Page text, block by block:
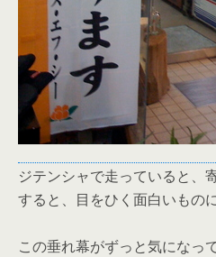
ジテンシャで走っていると、
すると、目をひく面白いもの
この垂れ幕がずっと気になっ